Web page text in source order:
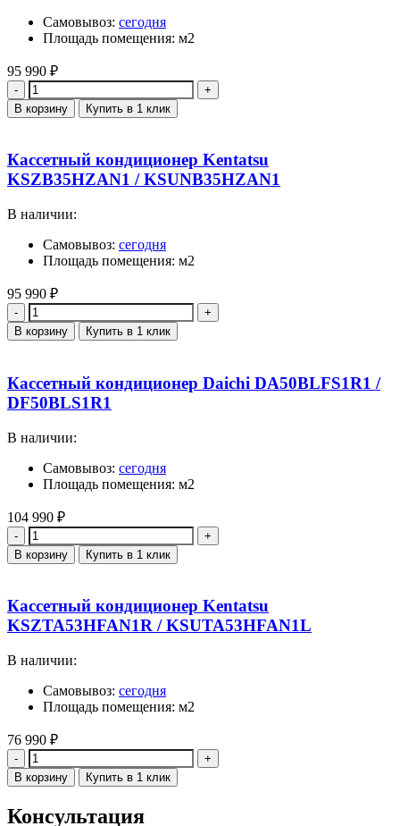
Самовывоз: сегодня
Площадь помещения: м2
95 990 ₽
Количество
В корзину Купить в 1 клик
Кассетный кондиционер Kentatsu
KSZB35HZAN1 / KSUNB35HZAN1
В наличии:
Самовывоз: сегодня
Площадь помещения: м2
95 990 ₽
Количество
В корзину Купить в 1 клик
Кассетный кондиционер Daichi DA50BLFS1R1 /
DF50BLS1R1
В наличии:
Самовывоз: сегодня
Площадь помещения: м2
104 990 ₽
Количество
В корзину Купить в 1 клик
Кассетный кондиционер Kentatsu
KSZTA53HFAN1R / KSUTA53HFAN1L
В наличии:
Самовывоз: сегодня
Площадь помещения: м2
76 990 ₽
Количество
В корзину Купить в 1 клик
Консультация